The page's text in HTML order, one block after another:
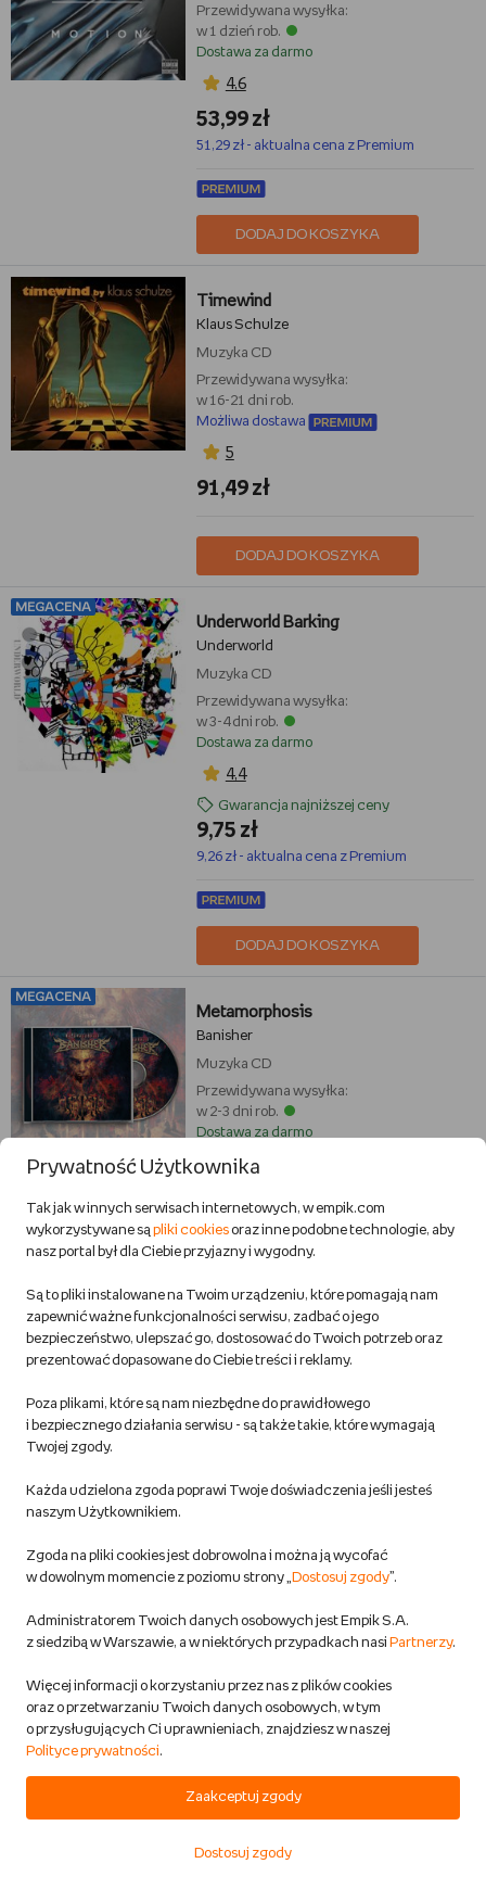
Przewidywana wysyłka:
w 1 dzień rob.
Dostawa za darmo
4,6
53,99 zł
51,29 zł - aktualna cena z Premium
DODAJ DO KOSZYKA
Timewind
Klaus Schulze
Muzyka CD
Przewidywana wysyłka:
w 16-21 dni rob.
Możliwa dostawa
5
91,49 zł
DODAJ DO KOSZYKA
MEGACENA
Underworld Barking
Underworld
Muzyka CD
Przewidywana wysyłka:
w 3-4 dni rob.
Dostawa za darmo
4,4
Gwarancja najniższej ceny
9,75 zł
9,26 zł - aktualna cena z Premium
DODAJ DO KOSZYKA
MEGACENA
Metamorphosis
Banisher
Muzyka CD
Przewidywana wysyłka:
w 2-3 dni rob.
Dostawa za darmo
49,84 zł
47,35 zł - aktualna cena z Premium
DODAJ DO KOSZYKA
MEGACENA
Witchcraft Alex
MuzykaCD
w 1 dzień rob.
Dostawa za darmo
37,49 zł
DODAJ DO KOSZYKA
Skalpel
MuzykaCD
w 1 dzień rob.
Prywatność Użytkownika
Tak jak w innych serwisach internetowych, w empik.com
wykorzystywane sąpliki cookiesoraz inne podobne technologie, aby
nasz portal był dla Ciebie przyjazny i wygodny.
Są to pliki instalowane na Twoim urządzeniu, które pomagają nam
zapewnić ważne funkcjonalności serwisu, zadbać o jego
bezpieczeństwo, ulepszać go, dostosować do Twoich potrzeb oraz
prezentować dopasowane do Ciebie treści i reklamy.
Poza plikami, które są nam niezbędne do prawidłowego
i bezpiecznego działania serwisu - są także takie, które wymagają
Twojej zgody.
Każda udzielona zgoda poprawi Twoje doświadczenia jeśli jesteś
naszym Użytkownikiem.
Zgoda na pliki cookies jest dobrowolna i można ją wycofać
w dowolnym momencie z poziomu strony „ Dostosuj zgody”.
Administratorem Twoich danych osobowych jest Empik S.A.
z siedzibą w Warszawie, a w niektórych przypadkach nasi Partnerzy.
Więcej informacji o korzystaniu przez nas z plików cookies
oraz o przetwarzaniu Twoich danych osobowych, w tym
o przysługujących Ci uprawnieniach, znajdziesz w naszej
Polityce prywatności.
Zaakceptuj zgody
Dostosuj zgody